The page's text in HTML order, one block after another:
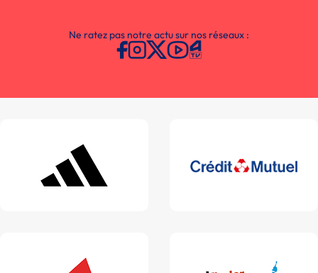
Ne ratez pas notre actu sur nos réseaux :